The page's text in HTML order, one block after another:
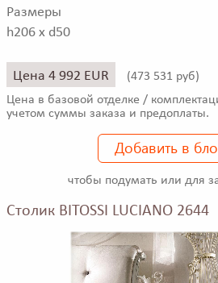
Размеры
h206 x d50
Цена 4 992 EUR (473 531 руб)
Цена в базовой отделке /
учетом суммы заказа и предоплаты.
Добавить в
чтобы подумать или для
Столик BITOSSI LUCIANO 2644